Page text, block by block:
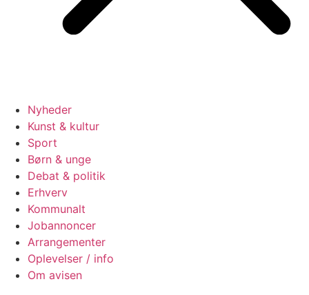
Nyheder
Kunst & kultur
Sport
Børn & unge
Debat & politik
Erhverv
Kommunalt
Jobannoncer
Arrangementer
Oplevelser / info
Om avisen